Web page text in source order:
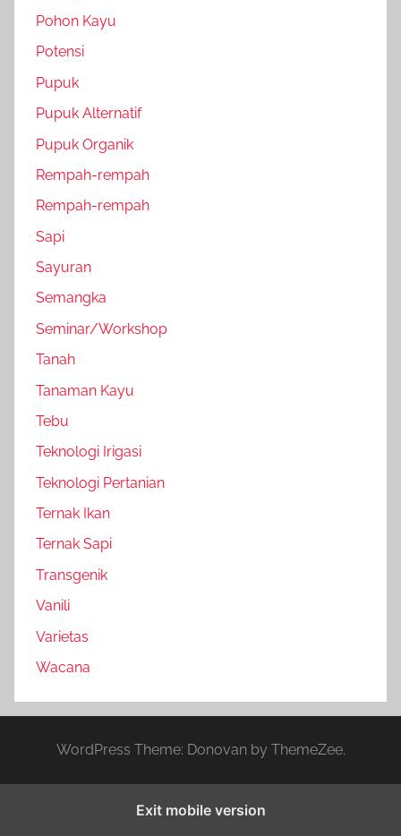
Pohon Kayu
Potensi
Pupuk
Pupuk Alternatif
Pupuk Organik
Rempah-rempah
Rempah-rempah
Sapi
Sayuran
Semangka
Seminar/Workshop
Tanah
Tanaman Kayu
Tebu
Teknologi Irigasi
Teknologi Pertanian
Ternak Ikan
Ternak Sapi
Transgenik
Vanili
Varietas
Wacana
WordPress Theme: Donovan by ThemeZee.
Exit mobile version